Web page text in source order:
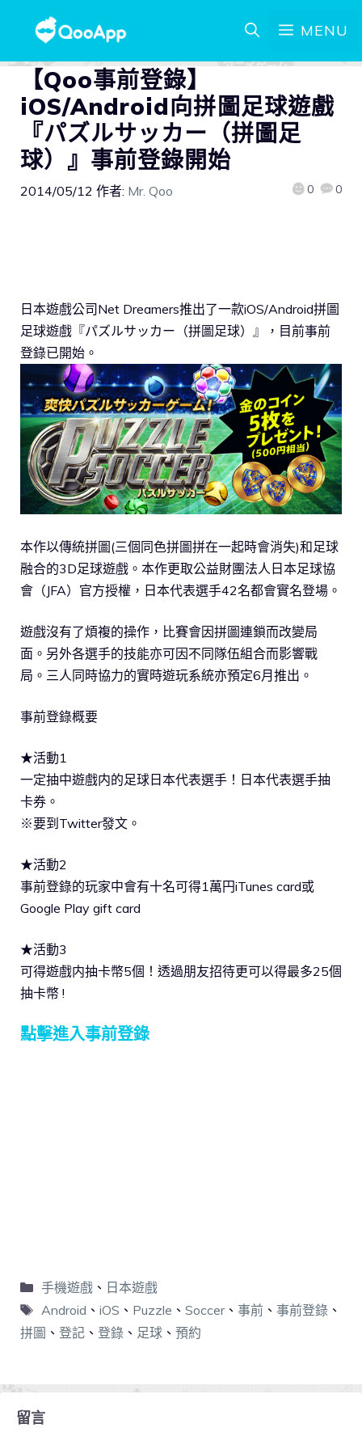
MENU
【Qoo事前登錄】
iOS/Android向拼圖足球遊戲
『パズルサッカー（拼圖足
球）』事前登錄開始
2014/05/12 作者: Mr. Qoo 0 0
日本遊戲公司Net Dreamers推出了一款iOS/Android拼圖
足球遊戲『パズルサッカー（拼圖足球）』，目前事前
登錄已開始。
本作以傳統拼圖(三個同色拼圖拼在一起時會消失)和足球
融合的3D足球遊戲。本作更取公益財團法人日本足球協
會（JFA）官方授權，日本代表選手42名都會實名登場。
遊戲沒有了煩複的操作，比賽會因拼圖連鎖而改變局
面。另外各選手的技能亦可因不同隊伍組合而影響戰
局。三人同時協力的實時遊玩系統亦預定6月推出。
事前登錄概要
★活動1
一定抽中遊戲内的足球日本代表選手！日本代表選手抽
卡券。
※要到Twitter發文。
★活動2
事前登錄的玩家中會有十名可得1萬円iTunes card或
Google Play gift card
★活動3
可得遊戲内抽卡幣5個！透過朋友招待更可以得最多25個
抽卡幣 !
點擊進入事前登錄
手機遊戲、 日本遊戲
Android 、 iOS 、 Puzzle 、 Soccer、 事前、 事前登錄、
拼圖 、 登記 、 登錄 、 足球 、 預約
留言